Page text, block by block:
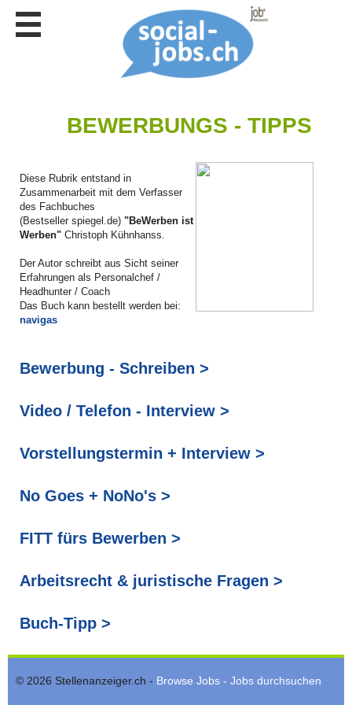
Stellen
Personalberatungen
WERBUNG
publizieren
JOB-
App's
Lehrstellen
finden
Lehrstellen
gratis
inserieren
BEWERBUNGS - TIPPS
Diese Rubrik entstand in
Zusammenarbeit mit dem Verfasser
des Fachbuches
(Bestseller spiegel.de) "BeWerben ist
Werben" Christoph Kühnhanss.
Der Autor schreibt aus Sicht seiner
Erfahrungen als Personalchef /
Headhunter / Coach
Das Buch kann bestellt werden bei:
navigas
Bewerbung - Schreiben >
Video / Telefon - Interview >
Vorstellungstermin + Interview >
No Goes + NoNo's >
FITT fürs Bewerben >
Arbeitsrecht & juristische Fragen >
Buch-Tipp >
© 2026 Stellenanzeiger.ch - Browse Jobs - Jobs durchsuchen